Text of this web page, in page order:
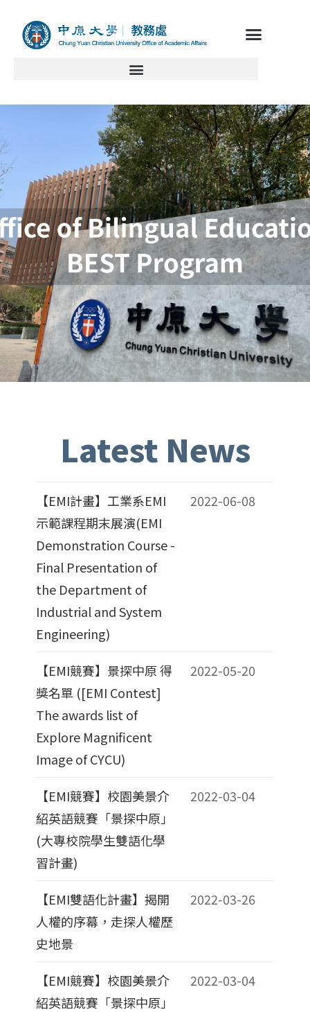
Latest News
【EMI計畫】工業系EMI
示範課程期末展演(EMI
Demonstration Course -
Final Presentation of
the Department of
Industrial and System
Engineering)
2022-06-08
【EMI競賽】景探中原 得
獎名單 ([EMI Contest]
The awards list of
Explore Magnificent
Image of CYCU)
2022-05-20
【EMI競賽】校園美景介
紹英語競賽「景探中原」
(大專校院學生雙語化學
習計畫)
2022-03-04
【EMI雙語化計畫】揭開
人權的序幕，走探人權歷
史地景
2022-03-26
【EMI競賽】校園美景介
紹英語競賽「景探中原」
2022-03-04